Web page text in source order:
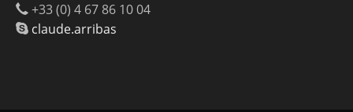
+33 (0) 4 67 86 10 04
claude.arribas